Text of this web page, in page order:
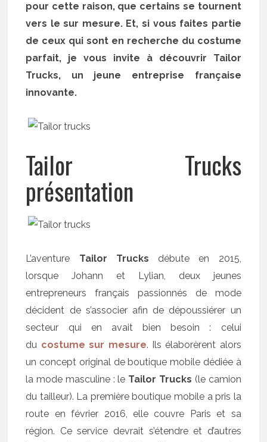
pour cette raison, que certains se tournent
vers le sur mesure. Et, si vous faites partie
de ceux qui sont en recherche du costume
parfait, je vous invite à découvrir Tailor
Trucks, un jeune entreprise française
innovante.
Tailor Trucks
présentation
L’aventure Tailor Trucks débute en 2015,
lorsque Johann et Lylian, deux jeunes
entrepreneurs français passionnés de mode
décident de s’associer afin de dépoussiérer un
secteur qui en avait bien besoin : celui
du costume sur mesure. Ils élaborèrent alors
un concept original de boutique mobile dédiée à
la mode masculine : le Tailor Trucks (le camion
du tailleur). La première boutique mobile a pris la
route en février 2016, elle couvre Paris et sa
région. Ce service devrait s’étendre et d’autres